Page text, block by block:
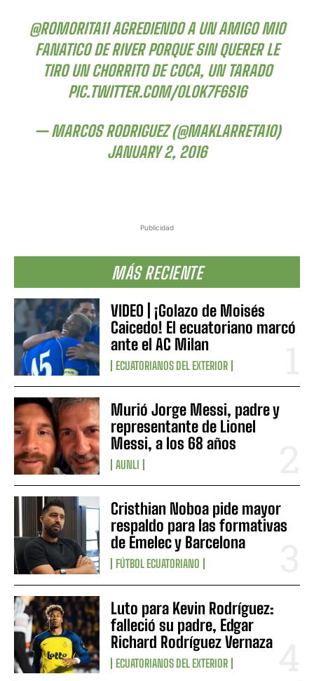
Publicidad
MÁS RECIENTE
VIDEO | ¡Golazo de Moisés
Caicedo! El ecuatoriano marcó
ante el AC Milan
ECUATORIANOS DEL EXTERIOR
Murió Jorge Messi, padre y
representante de Lionel
Messi, a los 68 años
AUNLI
Cristhian Noboa pide mayor
respaldo para las formativas
de Emelec y Barcelona
FÚTBOL ECUATORIANO
Luto para Kevin Rodríguez:
falleció su padre, Edgar
Richard Rodríguez Vernaza
ECUATORIANOS DEL EXTERIOR
@ROMORITA11AGREDIENDO A UN AMIGO MIO
FANATICO DE RIVER PORQUE SIN QUERER LE
TIRO UN CHORRITO DE COCA, UN TARADO
PIC.TWITTER.COM/OLOK7F6S16
— MARCOS RODRIGUEZ (@MAKLARRETA10)
JANUARY 2, 2016